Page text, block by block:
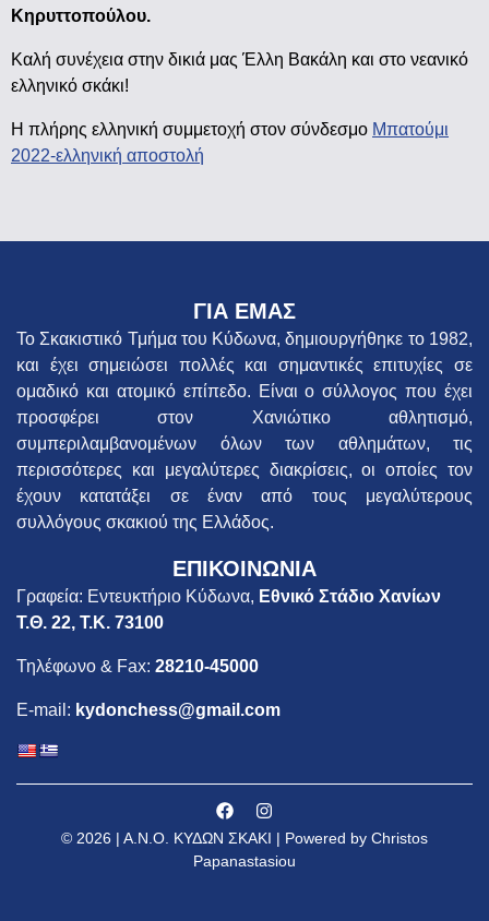
Κηρυττοπούλου.
Καλή συνέχεια στην δικιά μας Έλλη Βακάλη και στο νεανικό
ελληνικό σκάκι!
Η πλήρης ελληνική συμμετοχή στον σύνδεσμο Μπατούμι
2022-ελληνική αποστολή
ΓΙΑ ΕΜΑΣ
Το Σκακιστικό Τμήμα του Κύδωνα, δημιουργήθηκε το 1982,
και έχει σημειώσει πολλές και σημαντικές επιτυχίες σε
ομαδικό και ατομικό επίπεδο. Είναι ο σύλλογος που έχει
προσφέρει στον Χανιώτικο αθλητισμό,
συμπεριλαμβανομένων όλων των αθλημάτων, τις
περισσότερες και μεγαλύτερες διακρίσεις, οι οποίες τον
έχουν κατατάξει σε έναν από τους μεγαλύτερους
συλλόγους σκακιού της Ελλάδος.
ΕΠΙΚΟΙΝΩΝΙΑ
Γραφεία: Εντευκτήριο Κύδωνα, Εθνικό Στάδιο Χανίων
Τ.Θ. 22, Τ.Κ. 73100
Τηλέφωνο & Fax: 28210-45000
E-mail: kydonchess@gmail.com
© 2026 | Α.Ν.Ο. ΚΥΔΩΝ ΣΚΑΚΙ | Powered by Christos
Papanastasiou